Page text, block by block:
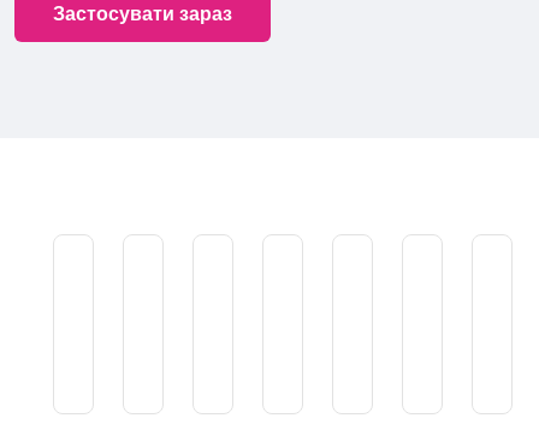
Застосувати зараз